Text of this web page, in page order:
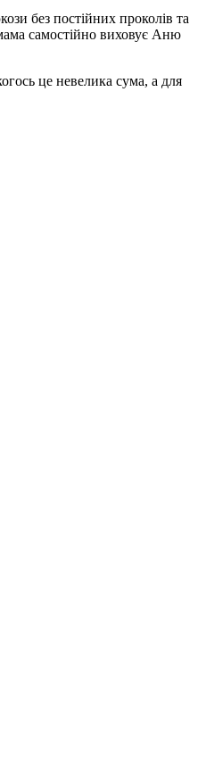
без постійних проколів та
самостійно виховує Аню
це невелика сума, а для